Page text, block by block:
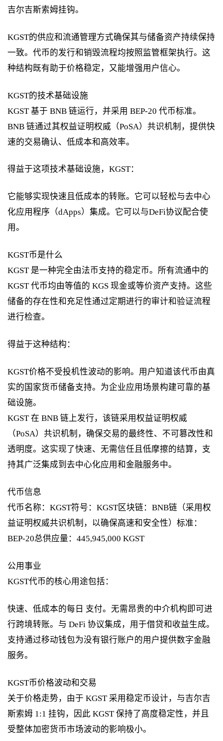
吉尔吉斯索姆挂钩。
KGST的供应和流通管理方式确保其与储备资产持续保持
一致。代币的发行和销毁流程均按照监管框架执行。这
种结构既有助于价格稳定，又能增强用户信心。
KGST的技术基础设施
KGST 基于 BNB 链运行，并采用 BEP-20 代币标准。
BNB 链通过其权益证明权威（PoSA）共识机制，提供快
速的交易确认、低成本和高效率。
得益于这项技术基础设施，KGST：
它能够实现快速且低成本的转账。它可以轻松与去中心
化应用程序（dApps）集成。它可以与DeFi协议配合使
用。
KGST币是什么
KGST 是一种完全由法币支持的稳定币。所有流通中的
KGST 代币均由等值的 KGS 现金或等价资产支持。这些
储备的存在性和充足性通过定期进行的审计和验证流程
进行检查。
得益于这种结构：
KGST价格不受投机性波动的影响。用户知道该代币由真
实的国家货币储备支持。为企业应用场景构建可靠的基
础设施。
KGST 在 BNB 链上发行，该链采用权益证明权威
（PoSA）共识机制，确保交易的最终性、不可篡改性和
透明度。这实现了快速、无需信任且低摩擦的结算，支
持其广泛集成到去中心化应用和金融服务中。
代币信息
代币名称：KGST符号：KGST区块链：BNB链（采用权
益证明权威共识机制，以确保高速和安全性）标准：
BEP-20总供应量：445,945,000 KGST
公用事业
KGST代币的核心用途包括：
快速、低成本的每日 支付。无需昂贵的中介机构即可进
行跨境转账。与 DeFi 协议集成，用于借贷和收益生成。
支持通过移动钱包为没有银行账户的用户提供数字金融
服务。
KGST币价格波动和交易
关于价格走势，由于 KGST 采用稳定币设计，与吉尔吉
斯索姆 1:1 挂钩，因此 KGST 保持了高度稳定性，并且
受整体加密货币市场波动的影响极小。